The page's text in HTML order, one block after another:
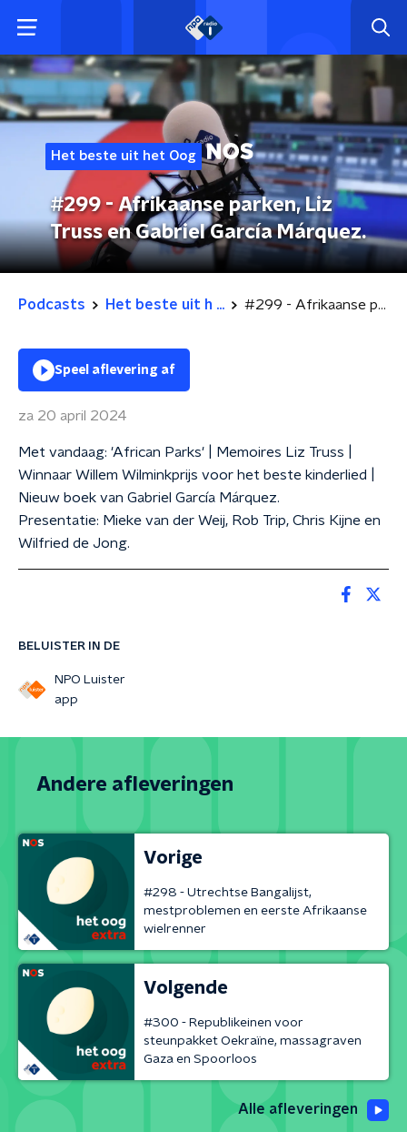
Het beste uit het Oog
#299 - Afrikaanse parken, Liz
Truss en Gabriel García Márquez.
Podcasts Het beste uit h ... #299 - Afrikaanse parken, Liz Truss en Gabriel García Márquez.
BELUISTER IN DE
NPO Luister
app
Speel aflevering af
za 20 april 2024
Met vandaag: 'African Parks' | Memoires Liz Truss |
Winnaar Willem Wilminkprijs voor het beste kinderlied |
Nieuw boek van Gabriel García Márquez.
Presentatie: Mieke van der Weij, Rob Trip, Chris Kijne en
Wilfried de Jong.
Andere afleveringen
Vorige
#298 - Utrechtse Bangalijst,
mestproblemen en eerste Afrikaanse
wielrenner
Volgende
#300 - Republikeinen voor
steunpakket Oekraïne, massagraven
Gaza en Spoorloos
Alle afleveringen